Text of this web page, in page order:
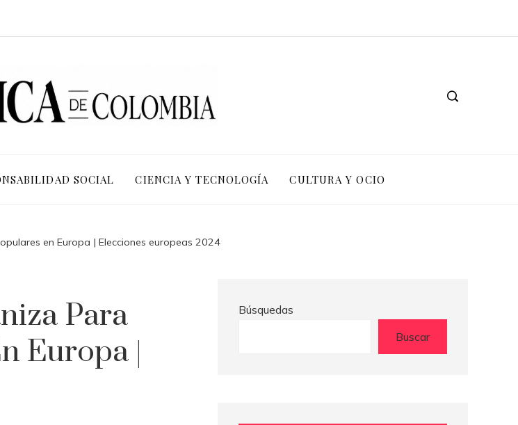
SOCIAL CIENCIA Y TECNOLOGÍA CULTURA Y OCIO
en Europa | Elecciones europeas 2024
Para
Europa |
Búsquedas
Buscar